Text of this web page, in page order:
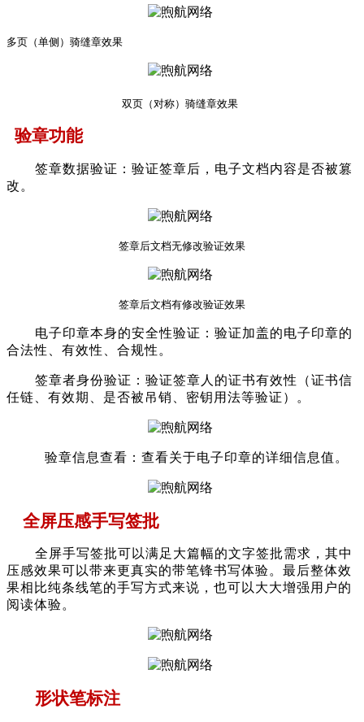
多页（单侧）骑缝章效果
双页（对称）骑缝章效果
验章功能
签章数据验证：验证签章后，电子文档内容是否被篡
改。
签章后文档无修改验证效果
签章后文档有修改验证效果
电子印章本身的安全性验证：验证加盖的电子印章的
合法性、有效性、合规性。
签章者身份验证：验证签章人的证书有效性（证书信
任链、有效期、是否被吊销、密钥用法等验证）。
验章信息查看：查看关于电子印章的详细信息值。
全屏压感手写签批
全屏手写签批可以满足大篇幅的文字签批需求，其中
压感效果可以带来更真实的带笔锋书写体验。最后整体效
果相比纯条线笔的手写方式来说，也可以大大增强用户的
阅读体验。
形状笔标注